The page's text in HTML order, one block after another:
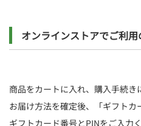
オンラインストアでご利
商品をカートに入れ、購入手続き
お届け方法を確定後、「ギフトカ
ギフトカード番号とPINをご入力く